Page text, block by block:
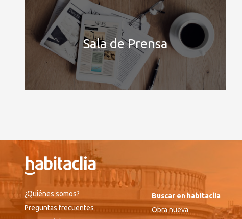
Sala de Prensa
¿Quiénes somos?
Preguntas frecuentes
Buscar en habitaclia
Obra nueva